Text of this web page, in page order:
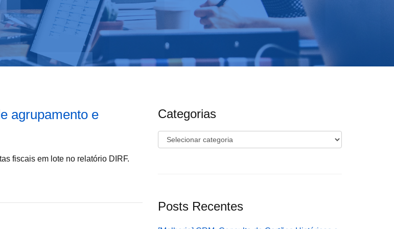
agrupamento e
fiscais em lote no relatório DIRF.
Categorias
Categorias
Posts Recentes